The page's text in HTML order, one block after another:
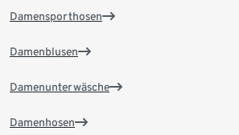
Damensporthosen
Damenblusen
Damenunterwäsche
Damenhosen